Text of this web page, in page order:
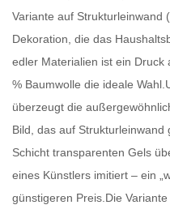
Variante auf Strukturleinwand
Dekoration, die das
edler Materialien ist ein Druck
% Baumwolle die ideale
überzeugt die
Bild, das auf
Schicht transparenten Gels
eines Künstlers imitiert – ein
günstigeren Preis.Die